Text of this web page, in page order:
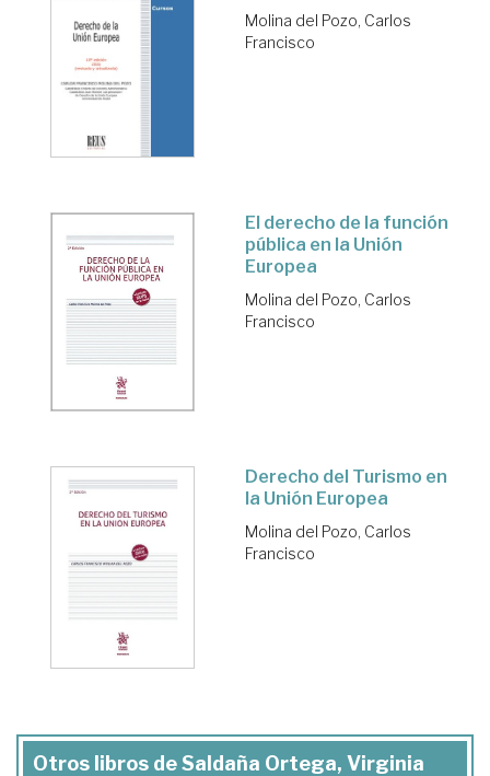
Molina del Pozo, Carlos
Francisco
El derecho de la función
pública en la Unión
Europea
Molina del Pozo, Carlos
Francisco
Derecho del Turismo en
la Unión Europea
Molina del Pozo, Carlos
Francisco
Otros libros de Saldaña Ortega, Virginia